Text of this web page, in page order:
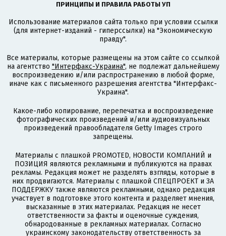
ПРИНЦИПЫ И ПРАВИЛА РАБОТЫ УП
Использование материалов сайта только при условии ссылки
(для интернет-изданий - гиперссылки) на "Экономическую
правду".
Все материалы, которые размещены на этом сайте со ссылкой
на агентство "Интерфакс-Украина", не подлежат дальнейшему
воспроизведению и/или распространению в любой форме,
иначе как с письменного разрешения агентства "Интерфакс-
Украина".
Какое-либо копирование, перепечатка и воспроизведение
фотографических произведений и/или аудиовизуальных
произведений правообладателя Getty Images строго
запрещены.
Материалы с плашкой PROMOTED, НОВОСТИ КОМПАНИЙ и
ПОЗИЦИЯ являются рекламными и публикуются на правах
рекламы. Редакция может не разделять взгляды, которые в
них продвигаются. Материалы с плашкой СПЕЦПРОЕКТ и ЗА
ПОДДЕРЖКУ также являются рекламными, однако редакция
участвует в подготовке этого контента и разделяет мнения,
высказанные в этих материалах. Редакция не несет
ответственности за факты и оценочные суждения,
обнародованные в рекламных материалах. Согласно
украинскому законодательству ответственность за